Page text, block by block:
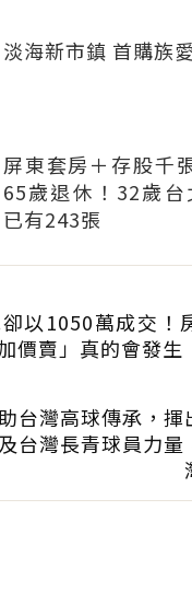
淡海新市鎮 首購族愛
屏東套房＋存股千
65歲退休！32歲台
已有243張
以1050萬成交！
價賣」真的會發生
台灣高球傳承，揮
台灣長青球員力量